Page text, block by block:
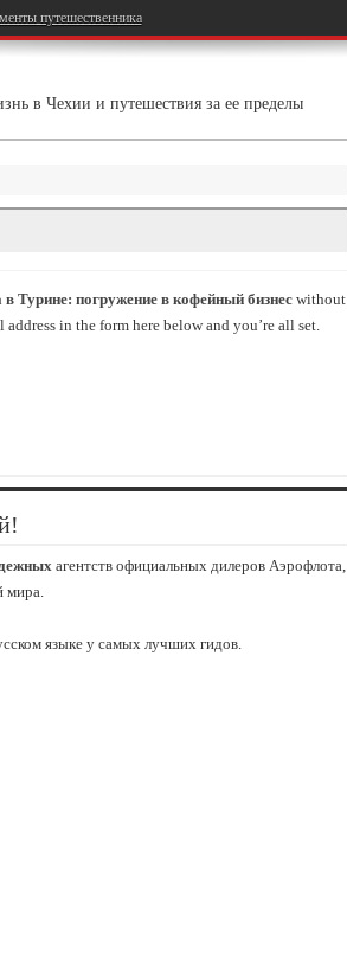
путешественника
в Чехии и путешествия за ее пределы
Турине: погружение в кофейный бизнесwithout
in the form here below and you’re all set.
агентств официальных дилеров Аэрофлота,
мира.
языке у самых лучших гидов.